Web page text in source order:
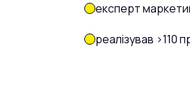
експерт
реалізував >110